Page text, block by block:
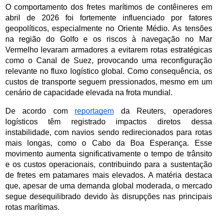
O comportamento dos fretes marítimos de contêineres em
abril de 2026 foi fortemente influenciado por fatores
geopolíticos, especialmente no Oriente Médio. As tensões
na região do Golfo e os riscos à navegação no Mar
Vermelho levaram armadores a evitarem rotas estratégicas
como o Canal de Suez, provocando uma reconfiguração
relevante no fluxo logístico global. Como consequência, os
custos de transporte seguem pressionados, mesmo em um
cenário de capacidade elevada na frota mundial.
De acordo com reportagem da Reuters, operadores
logísticos têm registrado impactos diretos dessa
instabilidade, com navios sendo redirecionados para rotas
mais longas, como o Cabo da Boa Esperança. Esse
movimento aumenta significativamente o tempo de trânsito
e os custos operacionais, contribuindo para a sustentação
de fretes em patamares mais elevados. A matéria destaca
que, apesar de uma demanda global moderada, o mercado
segue desequilibrado devido às disrupções nas principais
rotas marítimas.